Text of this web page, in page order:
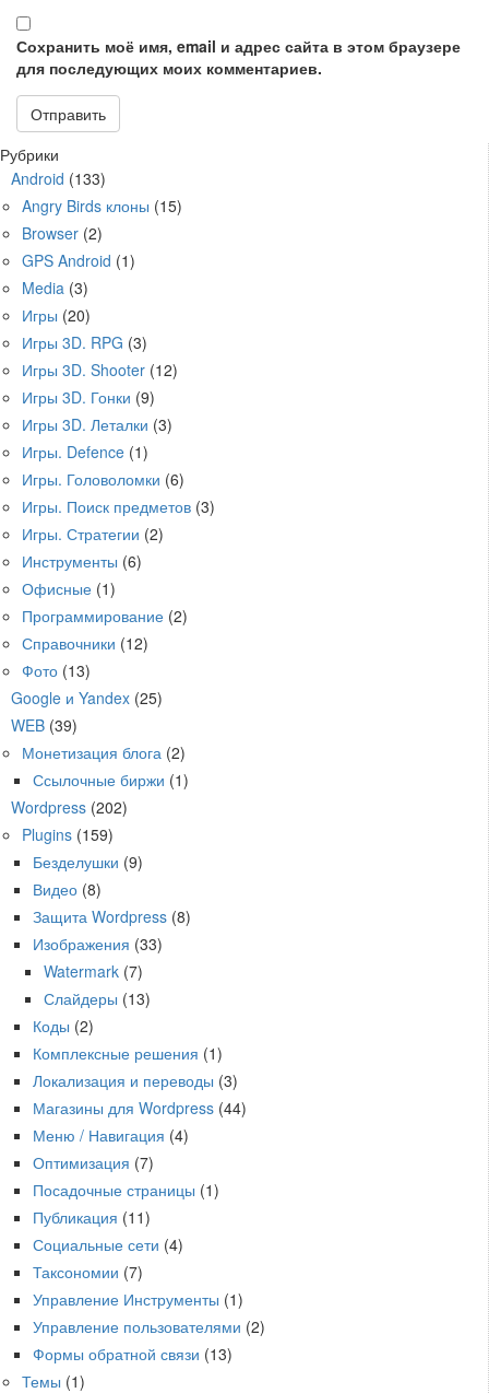
Сохранить моё имя, email и адрес сайта в этом браузере
для последующих моих комментариев.
Рубрики
Android (133)
Angry Birds клоны (15)
Browser (2)
GPS Android (1)
Media (3)
Игры (20)
Игры 3D. RPG (3)
Игры 3D. Shooter (12)
Игры 3D. Гонки (9)
Игры 3D. Леталки (3)
Игры. Defence (1)
Игры. Головоломки (6)
Игры. Поиск предметов (3)
Игры. Стратегии (2)
Инструменты (6)
Офисные (1)
Программирование (2)
Справочники (12)
Фото (13)
Google и Yandex (25)
WEB (39)
Монетизация блога (2)
Ссылочные биржи (1)
Wordpress (202)
Plugins (159)
Безделушки (9)
Видео (8)
Защита Wordpress (8)
Изображения (33)
Watermark (7)
Слайдеры (13)
Коды (2)
Комплексные решения (1)
Локализация и переводы (3)
Магазины для Wordpress (44)
Меню / Навигация (4)
Оптимизация (7)
Посадочные страницы (1)
Публикация (11)
Социальные сети (4)
Таксономии (7)
Управление Инструменты (1)
Управление пользователями (2)
Формы обратной связи (13)
Темы (1)